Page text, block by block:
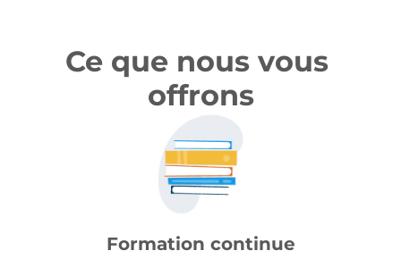
Ce que nous vous
offrons
Formation continue